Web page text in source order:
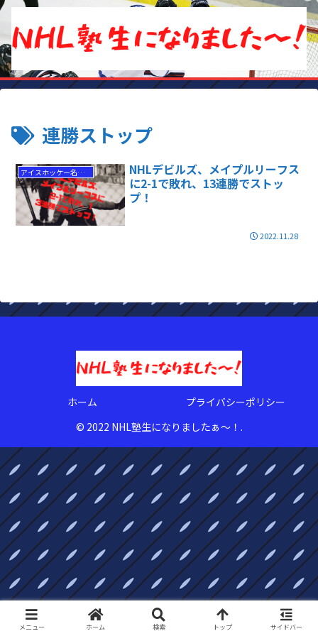
連勝ストップ
アイスホッケー名勝負
NHLデビルズ、メイプルリーフス
に2-1で敗れ、13連勝でストッ
プ！
2022.11.28
ホーム
プライバシーポリシー
© 2022 NHL塾生になりましたぁ〜！.
メニュー ホーム 検索 トップ サイドバー